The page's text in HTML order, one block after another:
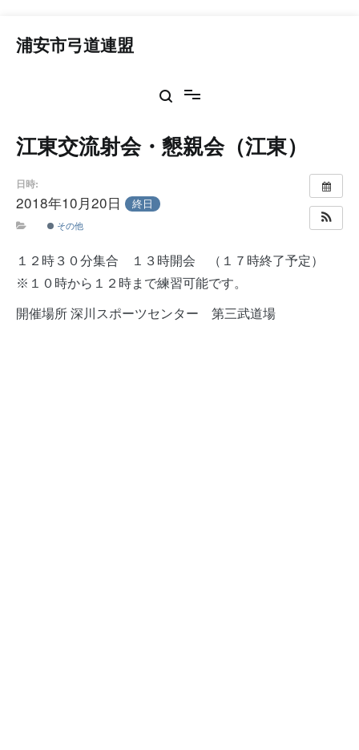
浦安市弓道連盟
江東交流射会・懇親会（江東）
日時:
2018年10月20日 終日
その他
１２時３０分集合 １３時開会 （１７時終了予定）
※１０時から１２時まで練習可能です。
開催場所 深川スポーツセンター 第三武道場